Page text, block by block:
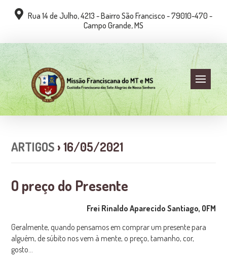
Rua 14 de Julho, 4213 - Bairro São Francisco - 79010-470 -
Campo Grande, MS
ARTIGOS › 16/05/2021
O preço do Presente
Frei Rinaldo Aparecido Santiago, OFM
Geralmente, quando pensamos em comprar um presente para
alguém, de súbito nos vem à mente, o preço, tamanho, cor,
gosto…